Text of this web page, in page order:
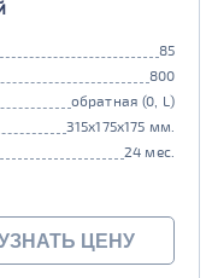
85
800
обратная (0, L)
315x175x175 мм.
24 мес.
ЦЕНУ